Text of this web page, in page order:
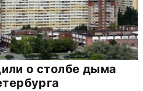
о столбе дыма